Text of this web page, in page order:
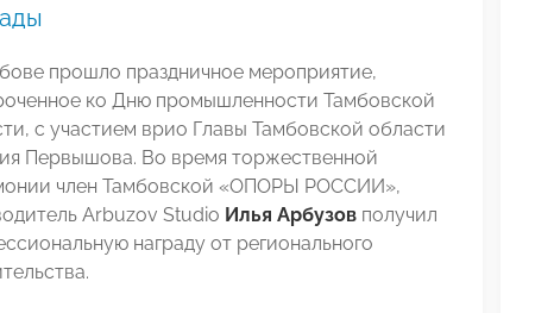
прошло праздничное мероприятие,
ко Дню промышленности Тамбовской
с участием врио Главы Тамбовской области
Первышова. Во время торжественной
член Тамбовской «ОПОРЫ РОССИИ»,
Arbuzov Studio Илья Арбузов получил
награду от регионального